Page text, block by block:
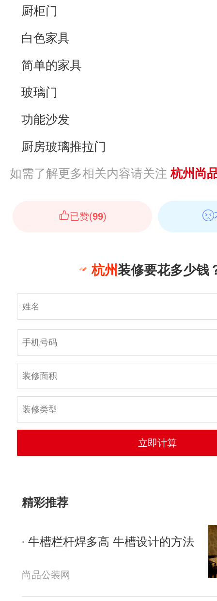
厨柜门
白色家具
简单的家具
玻璃门
功能沙发
厨房玻璃推拉门
如需了解更多相关内容请关注杭州尚
已赞(99)
杭州装修要花多少钱
精彩推荐
牛槽栏杆焊多高 牛槽设计的方法
尚品公装网